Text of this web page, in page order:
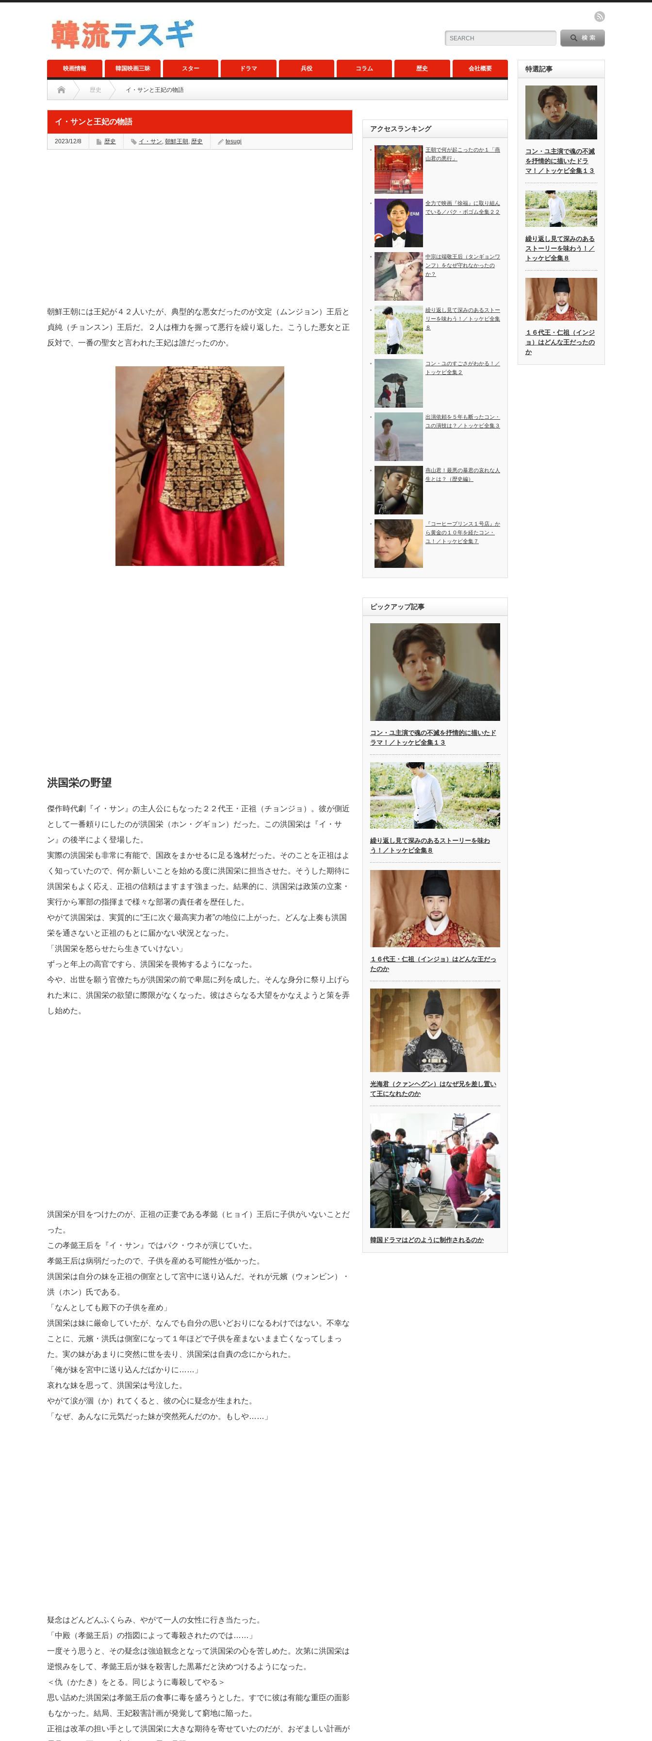
映画情報 韓国映画三昧 スター ドラマ 兵役 コラム 歴史 会社概要
歴史 イ・サンと王妃の物語
イ・サンと王妃の物語
2023/12/8 歴史 イ・サン, 朝鮮王朝 , 歴史 tesugi
朝鮮王朝には王妃が４２人いたが、典型的な悪女だったのが文定（ムンジョン）王后と
貞純（チョンスン）王后だ。２人は権力を握って悪行を繰り返した。こうした悪女と正
反対で、一番の聖女と言われた王妃は誰だったのか。
洪国栄の野望
傑作時代劇『イ・サン』の主人公にもなった２２代王・正祖（チョンジョ）。彼が側近
として一番頼りにしたのが洪国栄（ホン・グギョン）だった。この洪国栄は『イ・サ
ン』の後半によく登場した。
実際の洪国栄も非常に有能で、国政をまかせるに足る逸材だった。そのことを正祖はよ
く知っていたので、何か新しいことを始める度に洪国栄に担当させた。そうした期待に
洪国栄もよく応え、正祖の信頼はますます強まった。結果的に、洪国栄は政策の立案・
実行から軍部の指揮まで様々な部署の責任者を歴任した。
やがて洪国栄は、実質的に“王に次ぐ最高実力者”の地位に上がった。どんな上奏も洪国
栄を通さないと正祖のもとに届かない状況となった。
「洪国栄を怒らせたら生きていけない」
ずっと年上の高官ですら、洪国栄を畏怖するようになった。
今や、出世を願う官僚たちが洪国栄の前で卑屈に列を成した。そんな身分に祭り上げら
れた末に、洪国栄の欲望に際限がなくなった。彼はさらなる大望をかなえようと策を弄
し始めた。
洪国栄が目をつけたのが、正祖の正妻である孝懿（ヒョイ）王后に子供がいないことだ
った。
この孝懿王后を『イ・サン』ではパク・ウネが演じていた。
孝懿王后は病弱だったので、子供を産める可能性が低かった。
洪国栄は自分の妹を正祖の側室として宮中に送り込んだ。それが元嬪（ウォンビン）・
洪（ホン）氏である。
「なんとしても殿下の子供を産め」
洪国栄は妹に厳命していたが、なんでも自分の思いどおりになるわけではない。不幸な
ことに、元嬪・洪氏は側室になって１年ほどで子供を産まないまま亡くなってしまっ
た。実の妹があまりに突然に世を去り、洪国栄は自責の念にかられた。
「俺が妹を宮中に送り込んだばかりに……」
哀れな妹を思って、洪国栄は号泣した。
やがて涙が涸（か）れてくると、彼の心に疑念が生まれた。
「なぜ、あんなに元気だった妹が突然死んだのか。もしや……」
疑念はどんどんふくらみ、やがて一人の女性に行き当たった。
「中殿（孝懿王后）の指図によって毒殺されたのでは……」
一度そう思うと、その疑念は強迫観念となって洪国栄の心を苦しめた。次第に洪国栄は
逆恨みをして、孝懿王后が妹を殺害した黒幕だと決めつけるようになった。
＜仇（かたき）をとる。同じように毒殺してやる＞
思い詰めた洪国栄は孝懿王后の食事に毒を盛ろうとした。すでに彼は有能な重臣の面影
もなかった。結局、王妃殺害計画が発覚して窮地に陥った。
正祖は改革の担い手として洪国栄に大きな期待を寄せていたのだが、おぞましい計画が
アクセスランキング
王朝で何が起こったのか１「燕
山君の悪行」
全力で映画『徐福』に取り組ん
でいる／パク・ボゴム全集２２
中宗は端敬王后（タンギョンワ
ンフ）をなぜ守れなかったの
か？
繰り返し見て深みのあるストー
リーを味わう！／トッケビ全集
８
コン・ユのすごさがわかる！／
トッケビ全集２
出演依頼を５年も断ったコン・
ユの演技は？／トッケビ全集３
燕山君！最悪の暴君の哀れな人
生とは？（歴史編）
『コーヒープリンス１号店』か
ら黄金の１０年を経たコン・
ユ！／トッケビ全集７
ピックアップ記事
コン・ユ主演で魂の不滅を抒情的に描いたド
ラマ！／トッケビ全集１３
繰り返し見て深みのあるストーリーを味わ
う！／トッケビ全集８
１６代王・仁祖（インジョ）はどんな王だっ
たのか
光海君（クァンヘグン）はなぜ兄を差し置い
て王になれたのか
韓国ドラマはどのように制作されるのか
特選記事
コン・ユ主演で魂の不滅
を抒情的に描いたドラ
マ！／トッケビ全集１３
繰り返し見て深みのある
ストーリーを味わう！／
トッケビ全集８
１６代王・仁祖（インジ
ョ）はどんな王だったの
か